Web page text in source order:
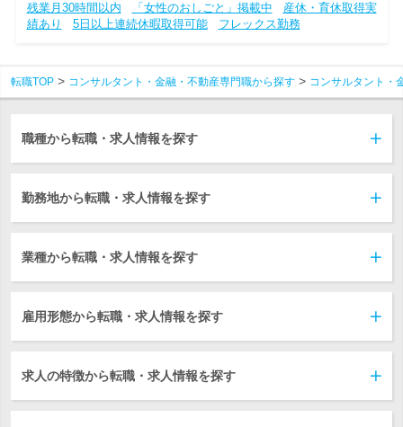
残業月30時間以内
「女性のおしごと」掲載中
産休・育休取得実
績あり
5日以上連続休暇取得可能 フレックス勤務
転職TOP コンサルタント・金融・不動産専門職から探す コンサルタント・
職種から転職・求人情報を探す
勤務地から転職・求人情報を探す
業種から転職・求人情報を探す
雇用形態から転職・求人情報を探す
求人の特徴から転職・求人情報を探す